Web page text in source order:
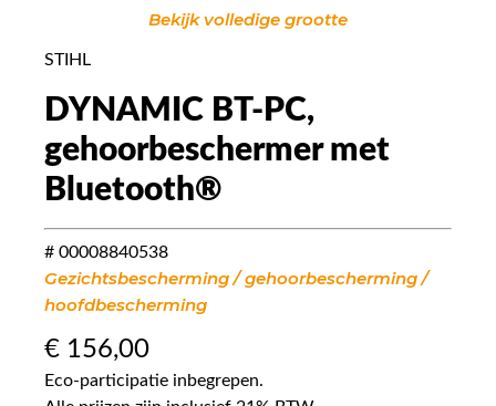
Bekijk volledige grootte
STIHL
DYNAMIC BT-PC,
gehoorbeschermer met
Bluetooth®
# 00008840538
Gezichtsbescherming / gehoorbescherming /
hoofdbescherming
€ 156,00
Eco-participatie inbegrepen.